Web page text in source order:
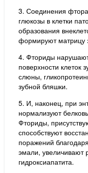
3. Соединения
глюкозы в клетки
образования
формируют матрицу
4. Фториды
поверхности клеток
слюны,
зубной бляшки.
5. И, наконец, при
нормализуют
Фториды,
способствуют
поражений
эмали, увеличивают
гидроксиапатита.